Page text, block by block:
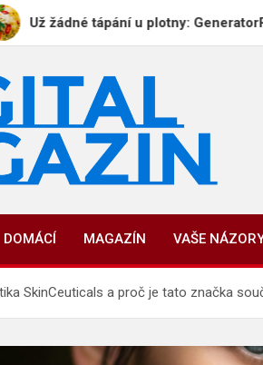
tápání u plotny: GeneratorReceptu.cz
DOMÁCÍ MAGAZÍN VAŠE
SkinCeuticals a proč je tato značka